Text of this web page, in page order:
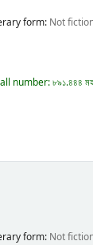
form: Not
number:৮৯১.৪৪৪
form: Not